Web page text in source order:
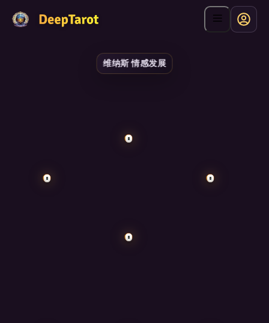
维纳斯 情感发展